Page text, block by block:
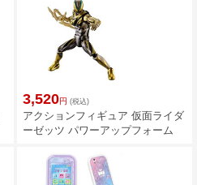
3,520円 (税込)
アクションフィギュア 仮面ライダ
ーゼッツ パワーアップフォーム